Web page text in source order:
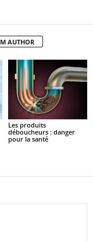
AUTHOR
Les produits
déboucheurs : danger
pour la santé